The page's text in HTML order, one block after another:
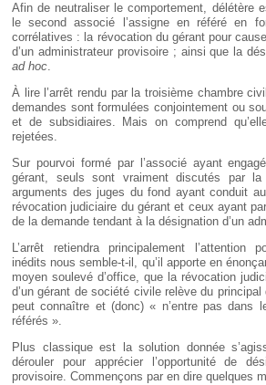
Afin de neutraliser le comportement, délétère
le second associé l’assigne en référé en
corrélatives : la révocation du gérant pour
d’un administrateur provisoire ; ainsi que la
ad hoc.
À lire l’arrêt rendu par la troisième chambre
demandes sont formulées conjointement ou
et de subsidiaires. Mais on comprend
rejetées.
Sur pourvoi formé par l’associé ayant
gérant, seuls sont vraiment discutés par
arguments des juges du fond ayant conduit
révocation judiciaire du gérant et ceux ayant
de la demande tendant à la désignation d’un
L’arrêt retiendra principalement l’attention
inédits nous semble-t-il, qu’il apporte en
moyen soulevé d’office, que la révocation
d’un gérant de société civile relève du
peut connaître et (donc) « n’entre pas dans
référés ».
Plus classique est la solution donnée
dérouler pour apprécier l’opportunité de
provisoire. Commençons par en dire quelques